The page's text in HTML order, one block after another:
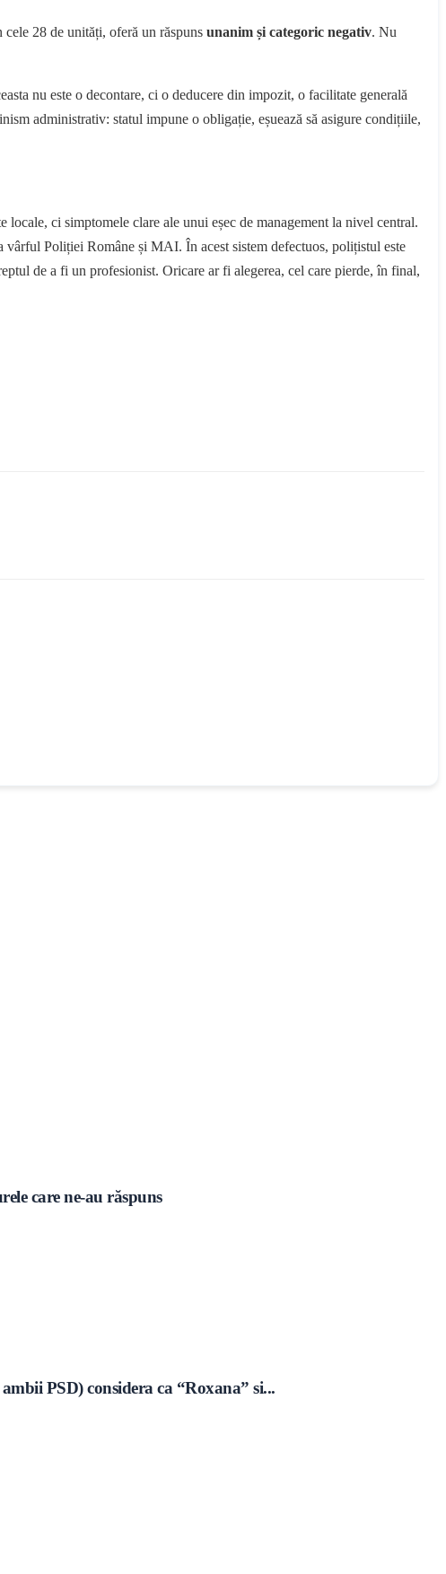
28 de unități, oferă un răspuns unanim și categoric negativ. Nu
nu este o decontare, ci o deducere din impozit, o facilitate generală
administrativ: statul impune o obligație, eșuează să asigure condițiile,
ci simptomele clare ale unui eșec de management la nivel central.
vârful Poliției Române și MAI. În acest sistem defectuos, polițistul este
de a fi un profesionist. Oricare ar fi alegerea, cel care pierde, în final,
care ne-au răspuns
PSD) considera ca “Roxana” si...